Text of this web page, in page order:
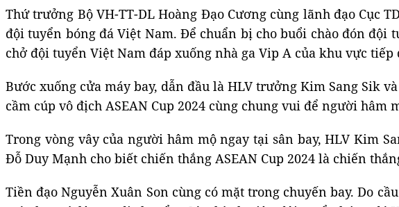
Thứ trưởng Bộ VH-TT-DL Hoàng Đạo Cương cùng lãnh đạo Cục
đội tuyển bóng đá Việt Nam. Để chuẩn bị cho buổi chào đón đội
chở đội tuyển Việt Nam đáp xuống nhà ga Vip A của khu vực tiếp
Bước xuống cửa máy bay, dẫn đầu là HLV trưởng Kim Sang Sik
cầm cúp vô địch ASEAN Cup 2024 cùng chung vui để người hâm
Trong vòng vây của người hâm mộ ngay tại sân bay, HLV Kim
Đỗ Duy Mạnh cho biết chiến thắng ASEAN Cup 2024 là chiến
Tiền đạo Nguyễn Xuân Son cùng có mặt trong chuyến bay. Do